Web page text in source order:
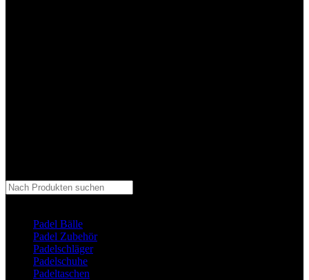
Padel Bälle
Padel Zubehör
Padelschläger
Padelschuhe
Padeltaschen